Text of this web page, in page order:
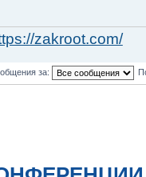
zakroot.com/
за: